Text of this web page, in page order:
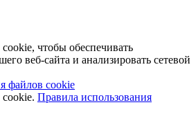
чтобы обеспечивать
веб-сайта и анализировать сетевой
файлов cookie
Правила использования